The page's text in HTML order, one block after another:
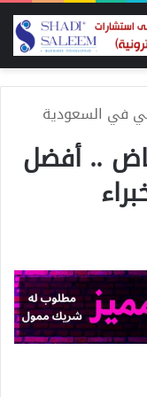
في السعودية
.. أفضل